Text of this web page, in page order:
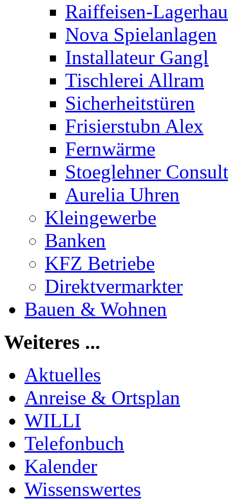
Raiffeisen-
Nova Spielanlagen
Installateur Gangl
Tischlerei Allram
Sicherheitstüren
Frisierstubn Alex
Fernwärme
Stoeglehner
Aurelia Uhren
Kleingewerbe
Banken
KFZ Betriebe
Direktvermarkter
Bauen & Wohnen
Weiteres ...
Aktuelles
Anreise & Ortsplan
WILLI
Telefonbuch
Kalender
Wissenswertes